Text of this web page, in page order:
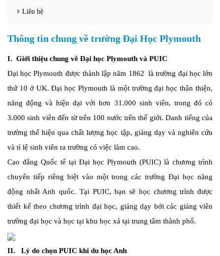
Liên hệ
Thông tin chung về trường Đại Học Plymouth
I. Giới thiệu chung về Đại học Plymouth và PUIC
Đại học Plymouth được thành lập năm 1862 là trường đại học lớn
thứ 10 ở UK. Đại học Plymouth là một trường đại học thân thiện,
năng động và hiện đại với hơn 31.000 sinh viên, trong đó có
3.000 sinh viên đến từ trên 100 nước trên thế giới. Danh tiếng của
trường thể hiện qua chất lượng học tập, giảng dạy và nghiên cứu
và tỉ lệ sinh viên ra trường có việc làm cao.
Cao đẳng Quốc tế tại Đại học Plymouth (PUIC) là chương trình
chuyển tiếp riêng biệt vào một trong các trường Đại học năng
động nhất Anh quốc. Tại PUIC, bạn sẽ học chương trình được
thiết kế theo chương trình đại học, giảng dạy bởi các giảng viên
trường đại học và học tại khu học xá tại trung tâm thành phố.
II. Lý do chọn PUIC khi du học Anh